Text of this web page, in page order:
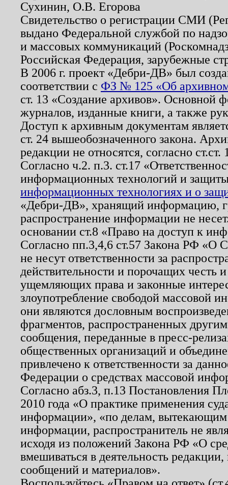
Сухинин, О.В. Егорова
Свидетельство о регистрации СМИ
выдано Федеральной службой по
и массовых коммуникаций
Российская Федерация, зарубежные
В 2006 г. проект «Дебри-ДВ» был
соответствии с ФЗ № 125 «Об
ст. 13 «Создание архивов». Основной
журналов, изданные книги, а также
Доступ к архивным документам
ст. 24 вышеобозначенного закона.
редакции не относятся, согласно
Согласно ч.2. п.3. ст.17
информационных технологий и
информационных технологиях и о
«Дебри-ДВ», хранящий информацию,
распространение информации не
основании ст.8 «Право на доступ к
Согласно пп.3,4,6 ст.57 Закона РФ «О
не несут ответственности за
действительности и порочащих честь
ущемляющих права и законные
злоупотребление свободой массовой
они являются дословным
фрагментов, распространенных
сообщения, переданные в пресс-
общественных организаций и
привлечено к ответственности за
Федерации о средствах массовой
Согласно абз.3, п.13 Постановления
2010 года «О практике применения
информации», «по делам, вытекающим
информации, распространитель не
исходя из положений Закона РФ «О
вмешиваться в деятельность
сообщений и материалов».